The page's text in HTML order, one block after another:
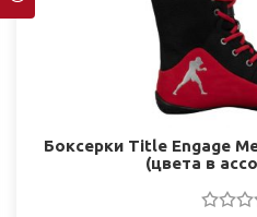
Боксерки Title Engage
(цвета в